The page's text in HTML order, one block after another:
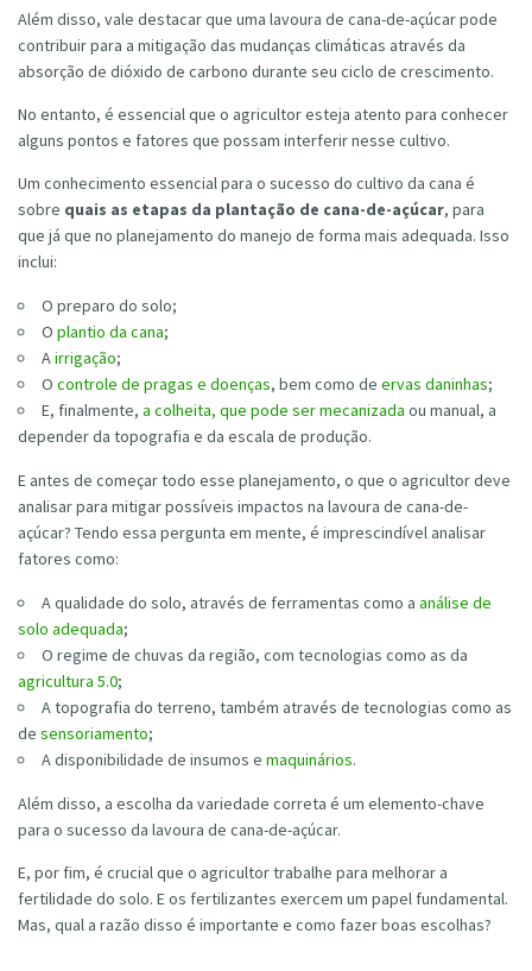
Além disso, vale destacar que uma lavoura de cana-de-açúcar pode
contribuir para a mitigação das mudanças climáticas através da
absorção de dióxido de carbono durante seu ciclo de crescimento.
No entanto, é essencial que o agricultor esteja atento para conhecer
alguns pontos e fatores que possam interferir nesse cultivo.
Um conhecimento essencial para o sucesso do cultivo da cana é
sobre quais as etapas da plantação de cana-de-açúcar, para
que já que no planejamento do manejo de forma mais adequada. Isso
inclui:
O preparo do solo;
O plantio da cana;
A irrigação;
O controle de pragas e doenças, bem como de ervas daninhas;
E, finalmente, a colheita, que pode ser mecanizada ou manual, a
depender da topografia e da escala de produção.
E antes de começar todo esse planejamento, o que o agricultor deve
analisar para mitigar possíveis impactos na lavoura de cana-de-
açúcar? Tendo essa pergunta em mente, é imprescindível analisar
fatores como:
A qualidade do solo, através de ferramentas como a análise de
solo adequada;
O regime de chuvas da região, com tecnologias como as da
agricultura 5.0;
A topografia do terreno, também através de tecnologias como as
de sensoriamento;
A disponibilidade de insumos e maquinários.
Além disso, a escolha da variedade correta é um elemento-chave
para o sucesso da lavoura de cana-de-açúcar.
E, por fim, é crucial que o agricultor trabalhe para melhorar a
fertilidade do solo. E os fertilizantes exercem um papel fundamental.
Mas, qual a razão disso é importante e como fazer boas escolhas?